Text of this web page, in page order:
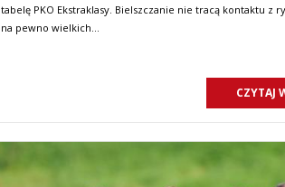
tabelę PKO Ekstraklasy. Bielszczanie nie tracą kontaktu z
na pewno wielkich…
CZYTAJ